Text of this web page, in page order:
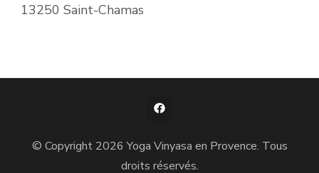
13250 Saint-Chamas
© Copyright 2026Yoga Vinyasa en Provence. Tous
droits réservés.